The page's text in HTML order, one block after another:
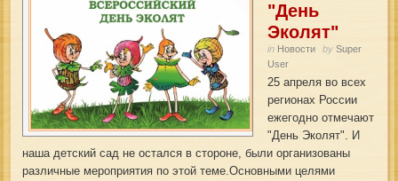
"День
Эколят"
in Новости bySuper
User
25 апреля во всех
регионах России
ежегодно отмечают
"День Эколят". И
наша детский сад не остался в стороне, были организованы
различные мероприятия по этой теме.Основными целями